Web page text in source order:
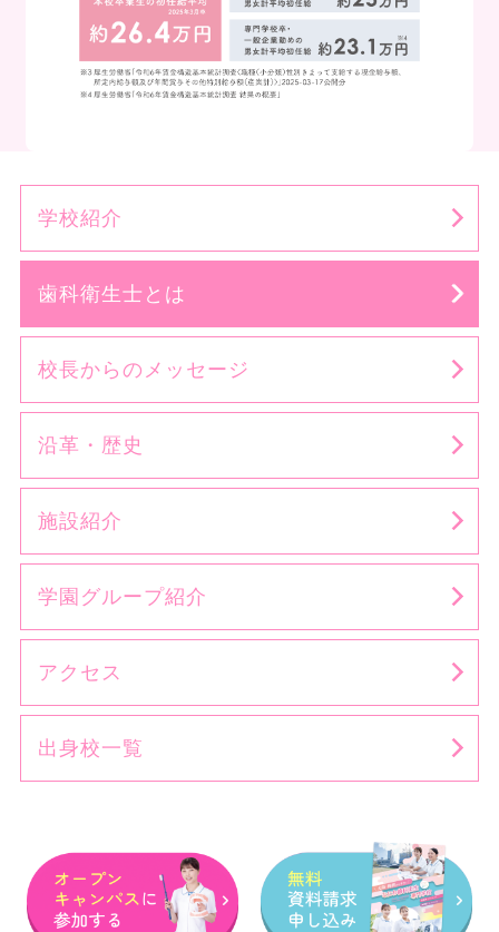
学校紹介
歯科衛生士とは
校長からのメッセージ
沿革・歴史
施設紹介
学園グループ紹介
アクセス
出身校一覧